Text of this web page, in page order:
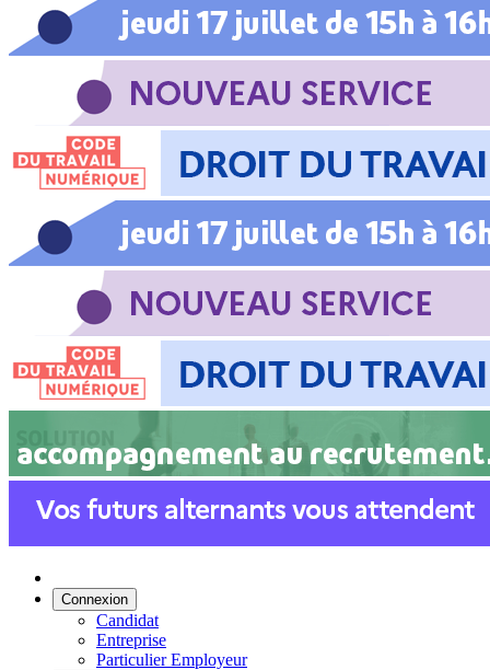
Connexion
Candidat
Entreprise
Particulier Employeur